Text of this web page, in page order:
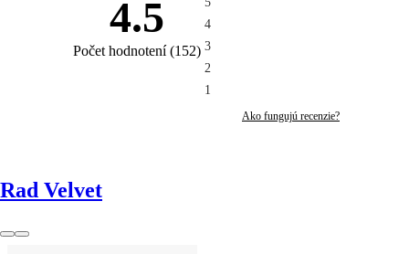
4.5
Počet hodnotení(152)
4
3
2
1
Ako fungujú recenzie?
Rad Velvet